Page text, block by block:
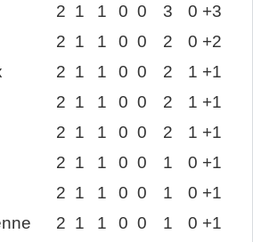
2 1 1 0 0 3 0 +3
2 1 1 0 0 2 0 +2
2 1 1 0 0 2 1 +1
2 1 1 0 0 2 1 +1
2 1 1 0 0 2 1 +1
2 1 1 0 0 1 0 +1
2 1 1 0 0 1 0 +1
2 1 1 0 0 1 0 +1